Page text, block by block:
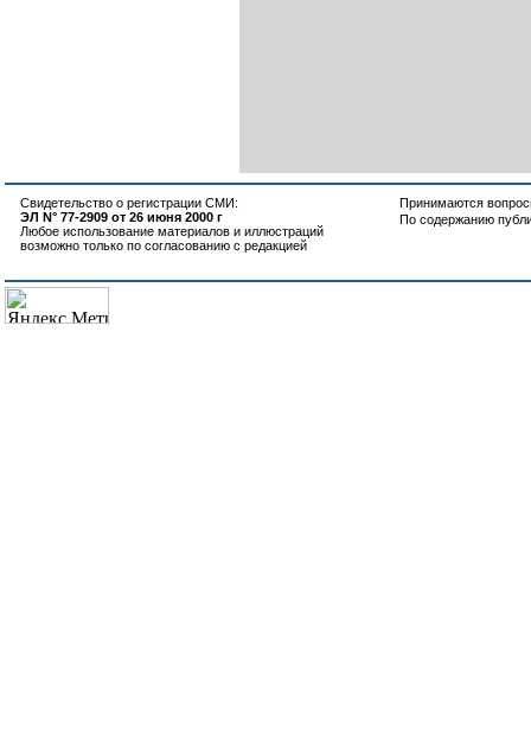
Свидетельство о регистрации СМИ:
ЭЛ N° 77-2909 от 26 июня 2000 г
Любое использование материалов и иллюстраций
возможно только по согласованию с редакцией
Принимаются
По содержанию